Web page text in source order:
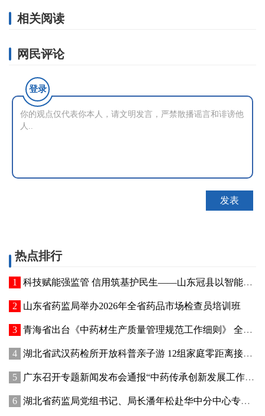
相关阅读
网民评论
登录
热点排行
科技赋能强监管 信用筑基护民生——山东冠县以智能管控提质“两定机构”医保服务能力
山东省药监局举办2026年全省药品市场检查员培训班
青海省出台《中药材生产质量管理规范工作细则》 全面强化中药材质量源头管控
湖北省武汉药检所开放科普亲子游 12组家庭零距离接触药品检验
广东召开专题新闻发布会通报“中药传承创新发展工作成效”
湖北省药监局党组书记、局长潘年松赴华中分中心专题调研全面从严治党工作 强调以高质量党建引领药监事业行稳致远